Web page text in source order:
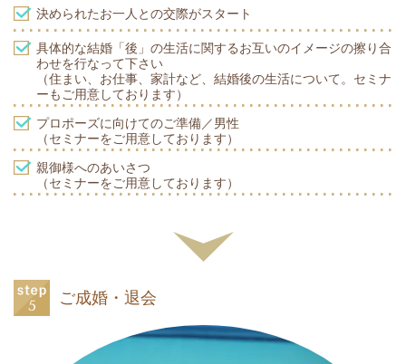
決められたお一人との交際がスタート
具体的な結婚「後」の生活に関するお互いのイメージの擦り合
わせを行なって下さい
（住まい、お仕事、家計など、結婚後の生活について。セミナ
ーもご用意しております）
プロポーズに向けてのご準備／男性
（セミナーをご用意しております）
親御様へのあいさつ
（セミナーをご用意しております）
ご成婚・退会